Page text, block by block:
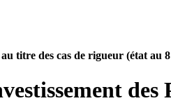
titre des cas de rigueur (état au